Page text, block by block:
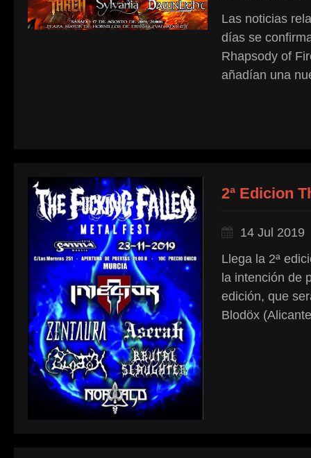
Las noticias
días se
Rhapsody of
añadían una
2ª Edicion
14 Jul 2019
Llega la 2ª
la intención de
edición, que
Blodöx